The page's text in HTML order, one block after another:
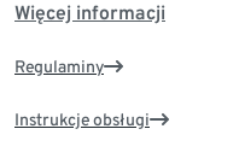
Więcej informacji
Regulaminy
Instrukcje obsługi